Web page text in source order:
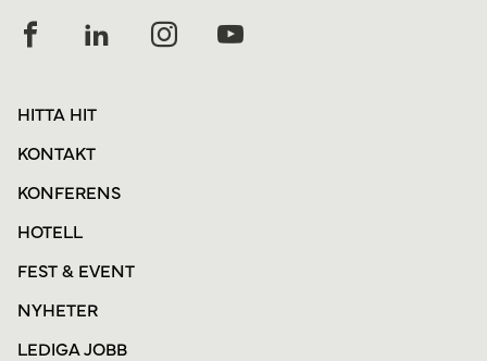
HITTA HIT
KONTAKT
KONFERENS
HOTELL
FEST & EVENT
NYHETER
LEDIGA JOBB